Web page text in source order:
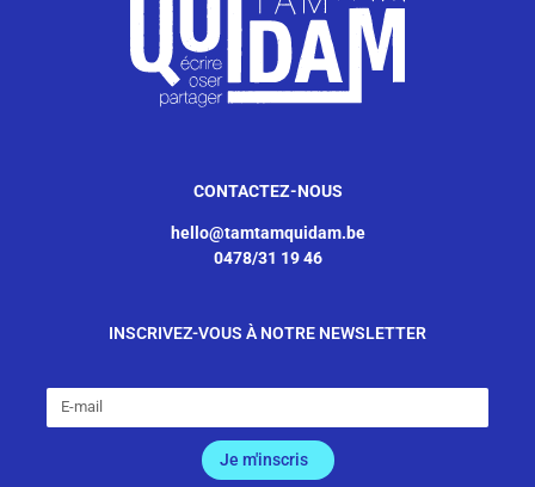
CONTACTEZ-NOUS
hello@tamtamquidam.be
0478/31 19 46
INSCRIVEZ-VOUS À NOTRE NEWSLETTER
Je m'inscris